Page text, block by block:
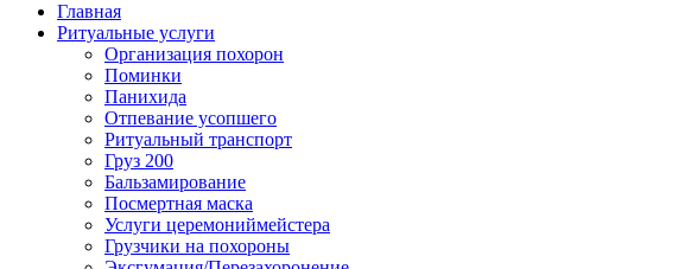
Главная
Ритуальные услуги
Организация похорон
Поминки
Панихида
Отпевание усопшего
Ритуальный транспорт
Груз 200
Бальзамирование
Посмертная маска
Услуги церемониймейстера
Грузчики на похороны